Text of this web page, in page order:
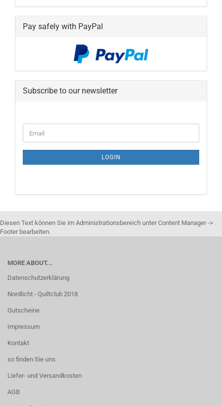
Pay safely with PayPal
Subscribe to our newsletter
TO
PAGE
Email
LOGIN
Diesen Text können Sie im Administrationsbereich unter Content Manager ->
Footer bearbeiten.
MORE ABOUT...
Datenschutzerklärung
Nordlicht - Quiltclub 2018
Gutscheine
Impressum
Kontakt
so finden Sie uns
Liefer- und Versandkosten
AGB